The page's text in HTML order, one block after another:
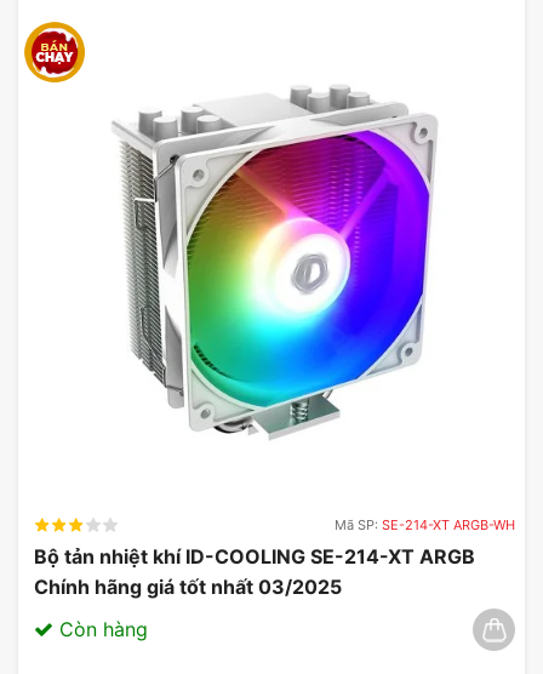
Mã SP: SE-214-XT ARGB-WH
Bộ tản nhiệt khí ID-COOLING SE-214-XT ARGB
Chính hãng giá tốt nhất 03/2025
Còn hàng